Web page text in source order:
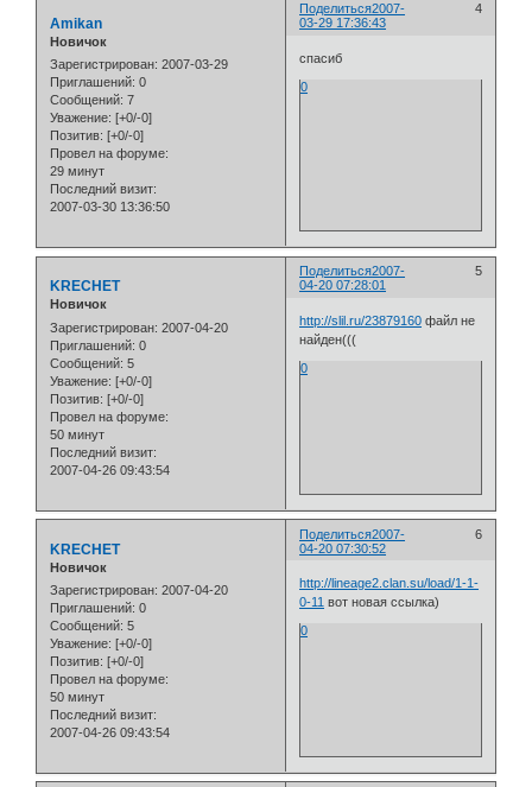
Поделиться 4
2007-
03-29 17:36:43
Amikan
Новичок
Зарегистрирован: 2007-03-29
Приглашений: 0
Сообщений: 7
Уважение: [+0/-0]
Позитив: [+0/-0]
Провел на форуме:
29 минут
Последний визит:
2007-03-30 13:36:50
спасиб
0
Поделиться 5
2007-
04-20 07:28:01
KRECHET
Новичок
Зарегистрирован: 2007-04-20
Приглашений: 0
Сообщений: 5
Уважение: [+0/-0]
Позитив: [+0/-0]
Провел на форуме:
50 минут
Последний визит:
2007-04-26 09:43:54
http://slil.ru/23879160 файл не
найден(((
0
Поделиться 6
2007-
04-20 07:30:52
KRECHET
Новичок
Зарегистрирован: 2007-04-20
Приглашений: 0
Сообщений: 5
Уважение: [+0/-0]
Позитив: [+0/-0]
Провел на форуме:
50 минут
Последний визит:
2007-04-26 09:43:54
http://lineage2.clan.su/load/1-1-
0-11 вот новая ссылка)
0